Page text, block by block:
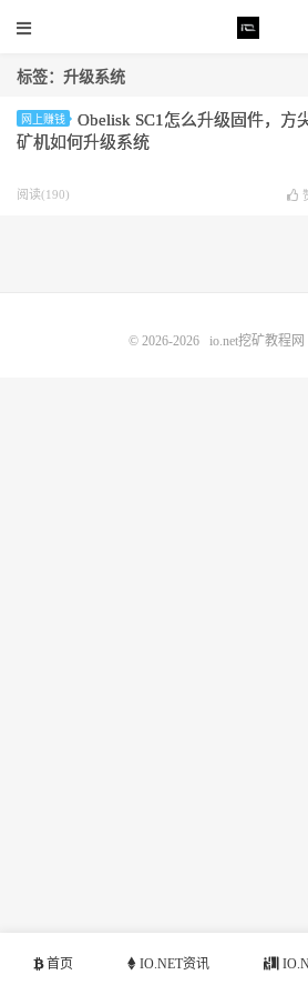
标签：升级系统
网上赚钱
Obelisk SC1怎么升级固件，方
矿机如何升级系统
阅读(190)
首页 IO.NET资讯
© 2026-2026 io.net挖矿教程网